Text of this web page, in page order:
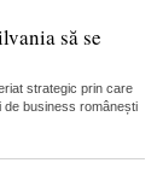
să se
strategic prin care
de business românești